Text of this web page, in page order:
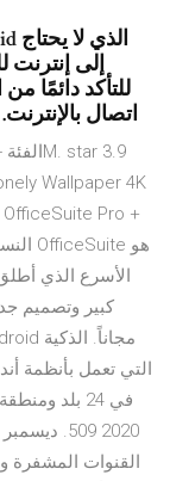
إلى إنترنت
للتأكد دائمًا
اتصال
الأسرع الذي
كبير وتصميم
التي تعمل بأنظمة
القنوات المشفرة